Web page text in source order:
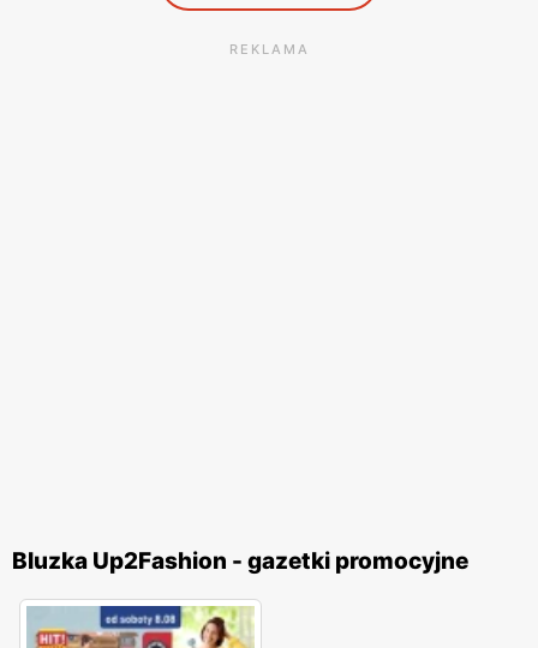
REKLAMA
Bluzka Up2Fashion - gazetki promocyjne